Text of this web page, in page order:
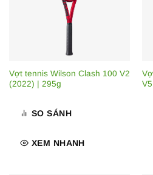
Vợt tennis Wilson Clash 100 V2
(2022) | 295g
SO SÁNH
XEM NHANH